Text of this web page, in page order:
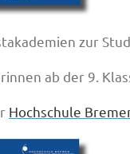
zur
ab der 9.
Hochschule